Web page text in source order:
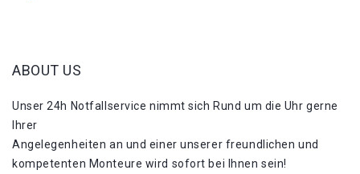
ABOUT US
Unser 24h Notfallservice nimmt sich Rund um die Uhr gerne
Ihrer
Angelegenheiten an und einer unserer freundlichen und
kompetenten Monteure wird sofort bei Ihnen sein!